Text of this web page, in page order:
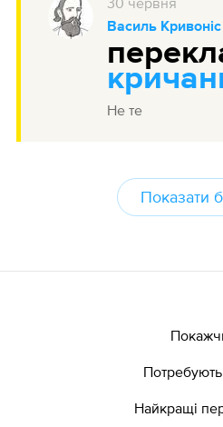
Василь Кривоніс
Не те
Показати
Найкращі